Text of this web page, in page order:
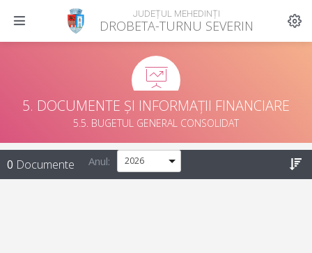
JUDEȚUL MEHEDINȚI
DROBETA-TURNU SEVERIN
5. DOCUMENTE ȘI INFORMAȚII FINANCIARE
5.5. BUGETUL GENERAL CONSOLIDAT
0 Documente Anul: